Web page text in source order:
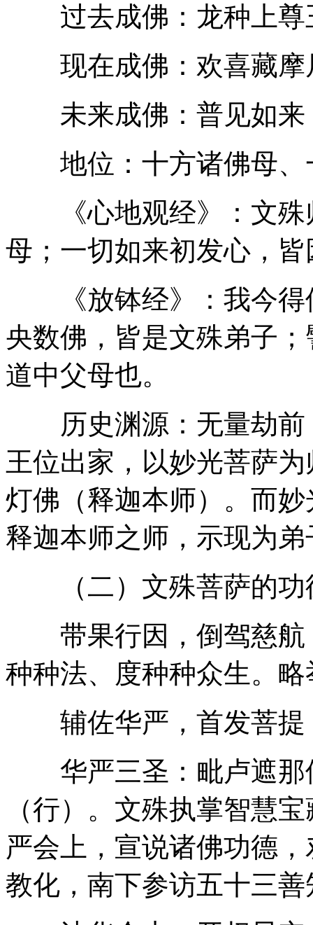
过去成佛：龙种上尊
现在成佛：欢喜藏摩
未来成佛：普见如来
地位：十方诸佛母、
《心地观经》：文殊
母；一切如来初发心，
《放钵经》：我今得
央数佛，皆是文殊弟子
道中父母也。
历史渊源：无量劫前
王位出家，以妙光菩萨
灯佛（释迦本师）。而
释迦本师之师，示现为
（二）文殊菩萨的功
带果行因，倒驾慈航
种种法、度种种众生。
辅佐华严，首发菩提
华严三圣：毗卢遮那
（行）。文殊执掌智慧
严会上，宣说诸佛功德
教化，南下参访五十三